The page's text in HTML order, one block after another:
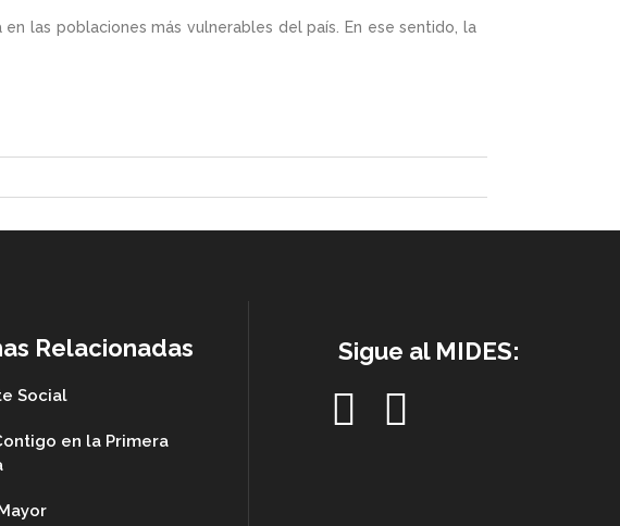
las poblaciones más vulnerables del país. En ese sentido, la
Relacionadas
Social
en la Primera
Sigue al MIDES: